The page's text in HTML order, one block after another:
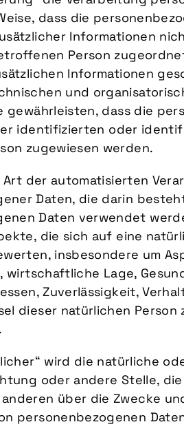
dass die
Informationen
Person
Informationen
und
gewährleisten, dass die
identifizierten oder
zugewiesen werden.
Art der automatisierten
Daten, die darin
Daten verwendet
die sich auf eine
insbesondere um
wirtschaftliche Lage,
Zuverlässigkeit,
dieser natürlichen Person
wird die natürliche
oder andere Stelle,
anderen über die Zwecke
personenbezogenen